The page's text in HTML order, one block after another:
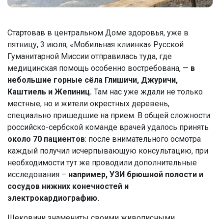
Стартовав в центральном Доме здоровья, уже в
пятницу, 3 июля, «Мобильная клиинка» Русской
Гуманитарной Миссии отправилась туда, где
медицинская помощь особенно востребована, — в
небольшие горные сёла Глишичи, Джуричи,
Каштиель и Жепиниц. Там нас уже ждали не только
местные, но и жители окрестных деревень,
специально пришедшие на прием. В общей сложности
российско-сербской команде врачей удалось принять
около 70 пациентов: после внимательного осмотра
каждый получил исчерпывающую консультацию, при
необходимости тут же проводили дополнительные
исследования – например, УЗИ брюшной полости и
сосудов нижних конечностей и
электрокардиографию.